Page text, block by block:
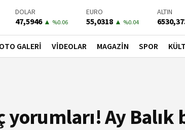
DOLAR
47,5946 ▲ %0.06
EURO
55,0318 ▲ %0.04
ALTIN
BIST-100
13755,84 ▲ %0.38
PETROL
80,4300▲ %1.94
BONO
41,5300
GALERİ VİDEOLAR MAGAZİN SPOR
yorumları! Ay